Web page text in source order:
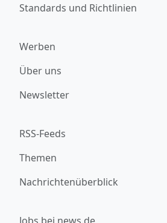
Standards und Richtlinien
Werben
Über uns
Newsletter
RSS-Feeds
Themen
Nachrichtenüberblick